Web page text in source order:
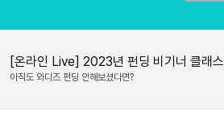
[온라인 Live] 2023년 펀딩 비기너 클래스
아직도 와디즈 펀딩 안해보셨다면?